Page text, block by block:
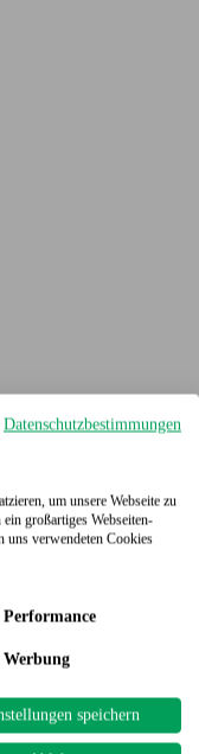
Datenschutzbestimmungen
um unsere Webseite zu
großartiges Webseiten-
uns verwendeten Cookies
Performance
Werbung
speichern